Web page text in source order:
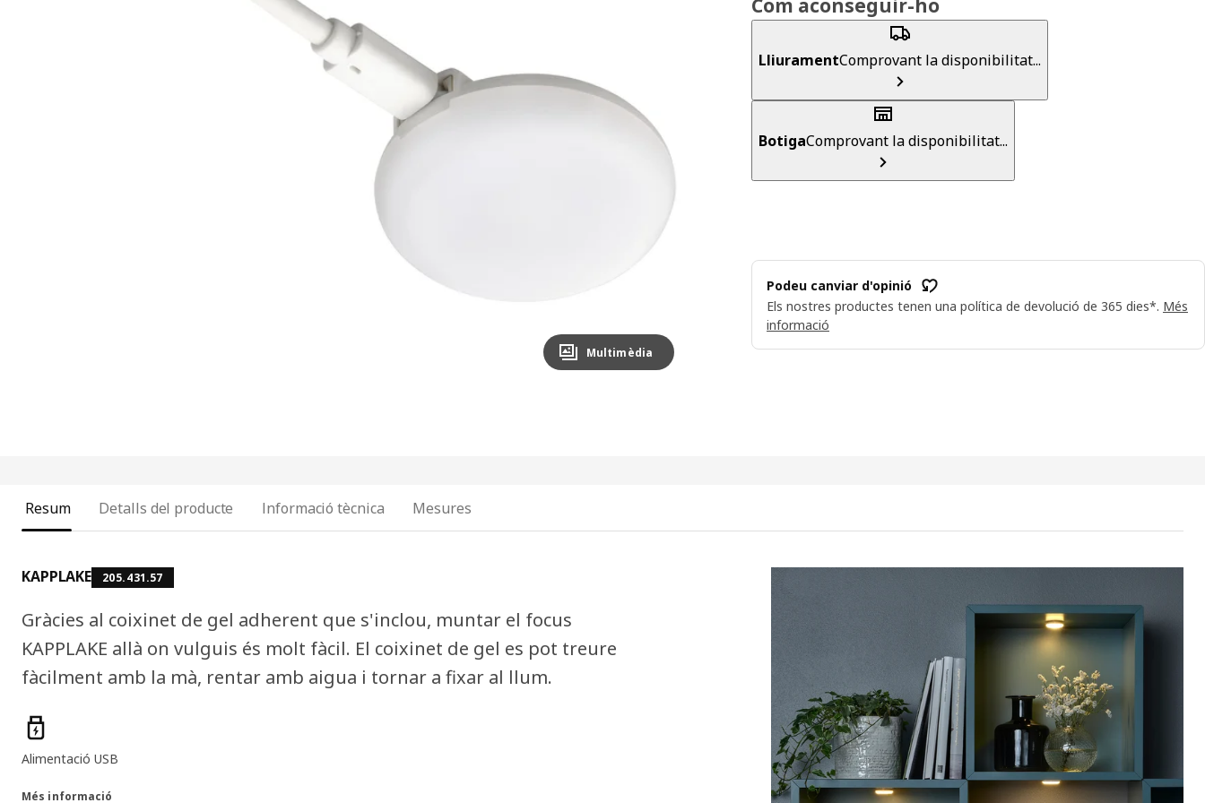
Multimèdia
LliuramentComprovant la disponibilitat...
BotigaComprovant la disponibilitat...
Podeu canviar d'opinió
Els nostres productes tenen una política de devolució de 365 dies*. Més
informació
Resum Detalls del producte Informació tècnica Mesures
KAPPLAKE 205.431.57
Gràcies al coixinet de gel adherent que s'inclou, muntar el focus
KAPPLAKE allà on vulguis és molt fàcil. El coixinet de gel es pot treure
fàcilment amb la mà, rentar amb aigua i tornar a fixar al llum.
Característiques del producte
Alimentació USB
Més informació